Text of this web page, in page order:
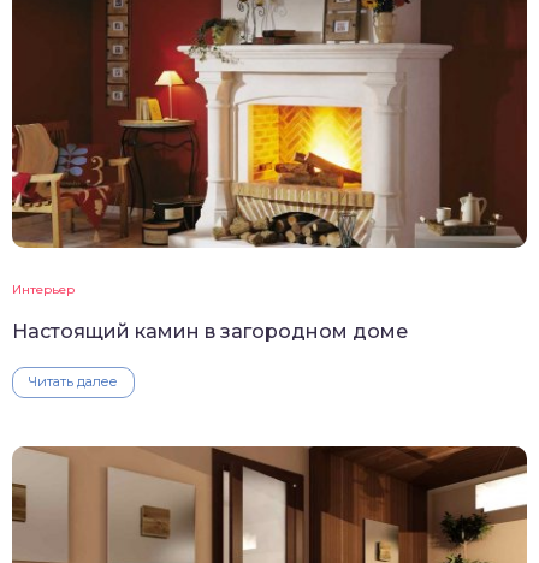
Интерьер
Настоящий камин в загородном доме
Читать далее